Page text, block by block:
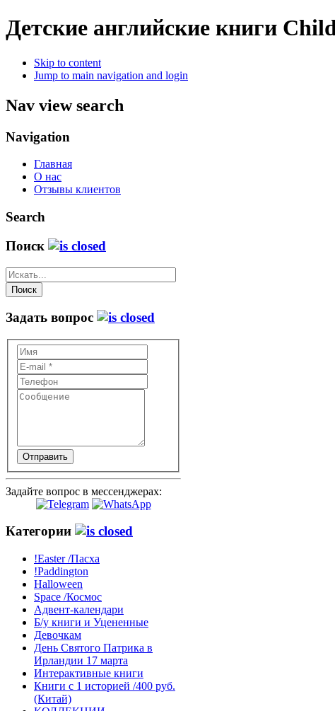
Детские английские книги
Skip to content
Jump to main navigation and login
Nav view search
Navigation
Главная
О нас
Отзывы клиентов
Search
Поиск
Задать вопрос
Отправить
Задайте вопрос в мессенджерах:
Категории
!Easter /Пасха
!Paddington
Halloween
Space /Космос
Адвент-календари
Б/у книги и Уцененные
Девочкам
День Святого Патрика в
Ирландии 17 марта
Интерактивные книги
Книги с 1 историей /400 руб.
(Китай)